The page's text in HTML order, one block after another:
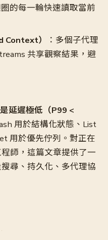
的每一輪快速讀取當前
Context）
：多個子代理
共享觀察結果，避
延遲極低（P99 <
用於結構化狀態、List
用於優先佇列。對正在
師，這篇文章提供了一
尋、持久化、多代理協